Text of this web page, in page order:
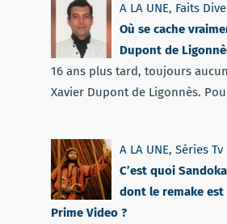
A LA UNE, Faits
Où se cache
Dupont de
16 ans plus tard, toujours
Xavier Dupont de Ligonnès.
A LA UNE, Séries Tv
C’est quoi
dont le remake
Prime Video ?